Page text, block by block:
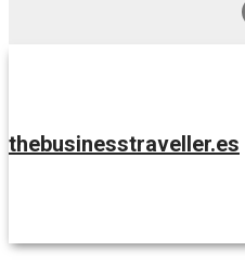
thebusinesstraveller.es